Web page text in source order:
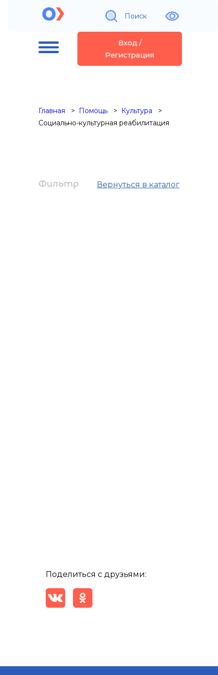
Поиск
Вход /
Регистрация
Главная Помощь
Культура
Социально-культурная реабилитация
Фильтр Вернуться в каталог
Поделиться с друзьями: